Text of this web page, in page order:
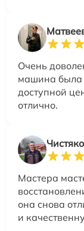
Очень
машина была
доступной
отлично.
Мастера
она снова
и